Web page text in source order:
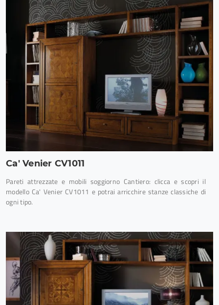
Ca' Venier CV1011
Pareti attrezzate e mobili soggiorno Cantiero: clicca e scopri il
modello Ca' Venier CV1011 e potrai arricchire stanze classiche di
ogni tipo.